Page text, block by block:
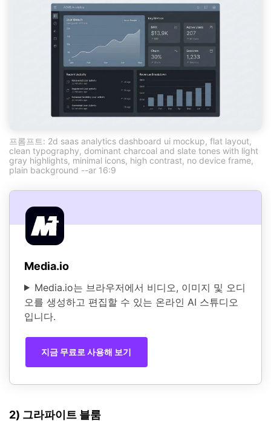
프롬프트: 2d saas analytics dashboard ui mockup, flat layout,
clean typography, dominant charcoal and slate tones with light
gray highlights, minimal icons, high contrast, no device frame,
plain background --ar 16:9
Media.io
Media.io는 브라우저에서 비디오, 이미지 및 오디
오를 생성하고 편집할 수 있는 온라인 AI 스튜디오
입니다.
지금 무료로 사용해 보기
2) 그라파이트 블룸